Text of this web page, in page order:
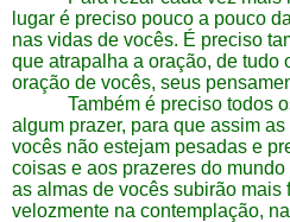
lugar é preciso pouco a pouco
nas vidas de vocês. É preciso
que atrapalha a oração, de tudo
oração de vocês, seus
Também é preciso todos
algum prazer, para que assim
vocês não estejam pesadas e
coisas e aos prazeres do
as almas de vocês subirão mais
velozmente na contemplação,